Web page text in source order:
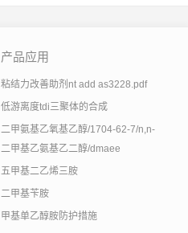
产品应用
粘结力改善助剂nt add as3228.pdf
低游离度tdi三聚体的合成
二甲氨基乙氧基乙醇/1704-62-7/n,n-
二甲基乙氨基乙二醇/dmaee
五甲基二乙烯三胺
二甲基苄胺
甲基单乙醇胺防护措施